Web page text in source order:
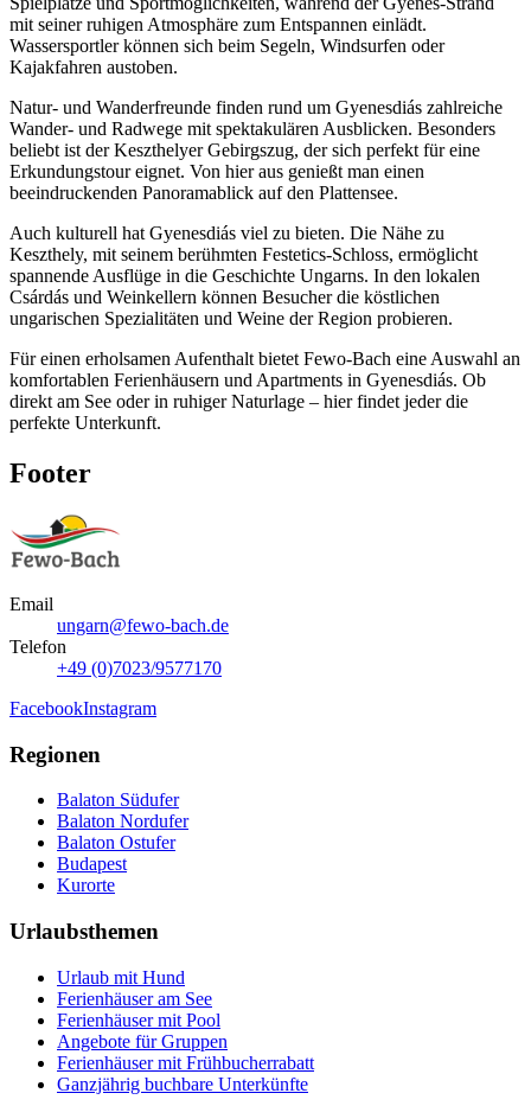
mit seiner ruhigen Atmosphäre zum Entspannen einlädt.
Wassersportler können sich beim Segeln, Windsurfen oder
Kajakfahren austoben.
Natur- und Wanderfreunde finden rund um Gyenesdiás zahlreiche
Wander- und Radwege mit spektakulären Ausblicken. Besonders
beliebt ist der Keszthelyer Gebirgszug, der sich perfekt für eine
Erkundungstour eignet. Von hier aus genießt man einen
beeindruckenden Panoramablick auf den Plattensee.
Auch kulturell hat Gyenesdiás viel zu bieten. Die Nähe zu
Keszthely, mit seinem berühmten Festetics-Schloss, ermöglicht
spannende Ausflüge in die Geschichte Ungarns. In den lokalen
Csárdás und Weinkellern können Besucher die köstlichen
ungarischen Spezialitäten und Weine der Region probieren.
Für einen erholsamen Aufenthalt bietet Fewo-Bach eine Auswahl an
komfortablen Ferienhäusern und Apartments in Gyenesdiás. Ob
direkt am See oder in ruhiger Naturlage – hier findet jeder die
perfekte Unterkunft.
Footer
Email
ungarn@fewo-bach.de
Telefon
+49 (0)7023/9577170
FacebookInstagram
Regionen
Balaton Südufer
Balaton Nordufer
Balaton Ostufer
Budapest
Kurorte
Urlaubsthemen
Urlaub mit Hund
Ferienhäuser am See
Ferienhäuser mit Pool
Angebote für Gruppen
Ferienhäuser mit Frühbucherrabatt
Ganzjährig buchbare Unterkünfte